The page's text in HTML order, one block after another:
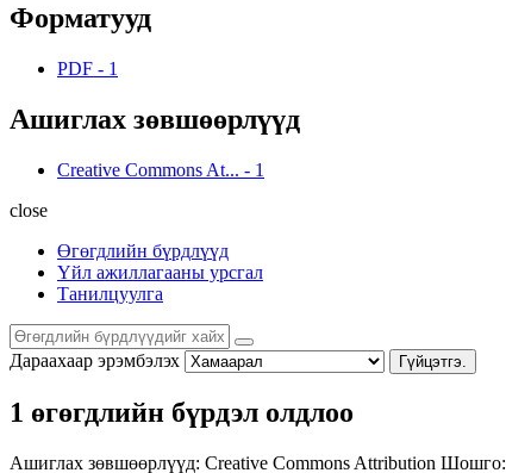
Форматууд
PDF - 1
Ашиглах зөвшөөрлүүд
Creative Commons At... - 1
close
Өгөгдлийн бүрдлүүд
Үйл ажиллагааны урсгал
Танилцуулга
Дараахаар эрэмбэлэх Гүйцэтгэ.
1 өгөгдлийн бүрдэл олдлоо
Ашиглах зөвшөөрлүүд: Creative Commons Attribution Шошго: